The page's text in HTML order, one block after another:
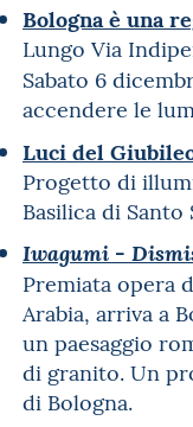
Bologna è una
Lungo Via
Sabato 6
accendere le
Luci del
Progetto di
Basilica di
Iwagumi -
Premiata opera
Arabia, arriva a
un paesaggio
di granito. Un
di Bologna.